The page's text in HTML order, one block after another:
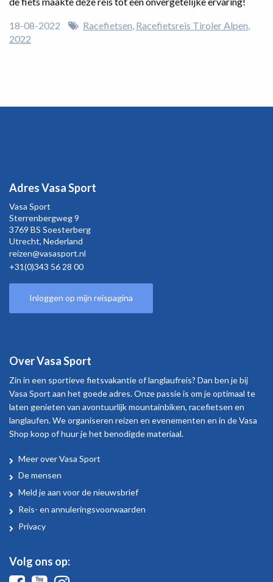
18-08-2022 Racefietsen Racefietsreis Tiroler Alpen
2022
Adres Vasa Sport
Vasa Sport
Sterrenbergweg9
3769 BS Soesterberg
Utrecht, Nederland
reizen@vasasport.nl
+31(0)343 56 28 00
Inloggen op mijn reispagina
Over Vasa Sport
Zin in een sportieve fietsvakantie of langlaufreis? Dan ben je bij
Vasa Sport aan het goede adres. Onze passie is om je optimaal te
laten genieten van avontuurlijk mountainbiken, racefietsen en
langlaufen. We organiseren reizen en evenementen en in de Vasa
Shop koop of huur je het benodigde materiaal.
Over
Vasa
Sport
Meer over Vasa Sport
De mensen
Meld je aan voor de nieuwsbrief
Reis- en annuleringsvoorwaarden
Privacy
Volg ons op:
FacebookYoutube